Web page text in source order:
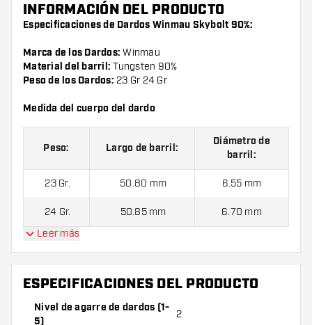
INFORMACIÓN DEL PRODUCTO
Especificaciones de Dardos Winmau Skybolt 90%:
Marca de los Dardos: Winmau
Material del barril: Tungsten 90%
Peso de los Dardos: 23 Gr 24 Gr
Medida del cuerpo del dardo
Peso: Largo de barril:
Diámetro de
barril:
23 Gr. 50.80 mm 6.55 mm
24 Gr. 50.85 mm 6.70 mm
(3 plumas).
Leer más
ESPECIFICACIONES DEL PRODUCTO
Nivel de agarre de dardos (1-
5)
2